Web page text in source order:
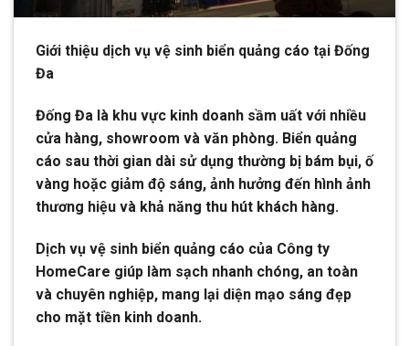
Giới thiệu dịch vụ vệ sinh biển quảng cáo tại Đống
Đa
Đống Đa là khu vực kinh doanh sầm uất với nhiều
cửa hàng, showroom và văn phòng. Biển quảng
cáo sau thời gian dài sử dụng thường bị bám bụi, ố
vàng hoặc giảm độ sáng, ảnh hưởng đến hình ảnh
thương hiệu và khả năng thu hút khách hàng.
Dịch vụ vệ sinh biển quảng cáo của Công ty
HomeCare giúp làm sạch nhanh chóng, an toàn
và chuyên nghiệp, mang lại diện mạo sáng đẹp
cho mặt tiền kinh doanh.